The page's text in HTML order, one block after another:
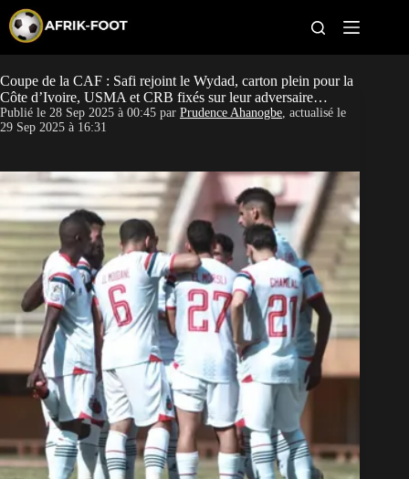
p
o
c
o
e
n
CAN féminine
Pays
Clubs
Classement
Paris sportifs
Coupe de la CAF : Safi rejoint le Wydad, carton plein pour la
Côte d’Ivoire, USMA et CRB fixés sur leur adversaire…
Publié le 28 Sep 2025 à 00:45 par Prudence Ahanogbe, actualisé le
29 Sep 2025 à 16:31